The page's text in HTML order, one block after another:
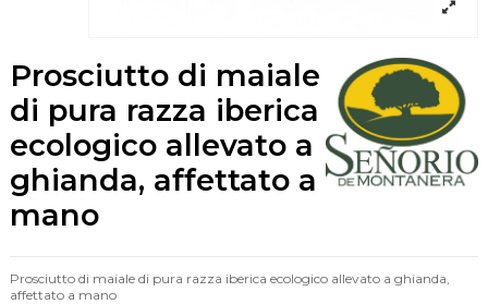
Prosciutto di maiale
di pura razza iberica
ecologico allevato a
ghianda, affettato a
mano
Prosciutto di maiale di pura razza iberica ecologico allevato a ghianda,
affettato a mano